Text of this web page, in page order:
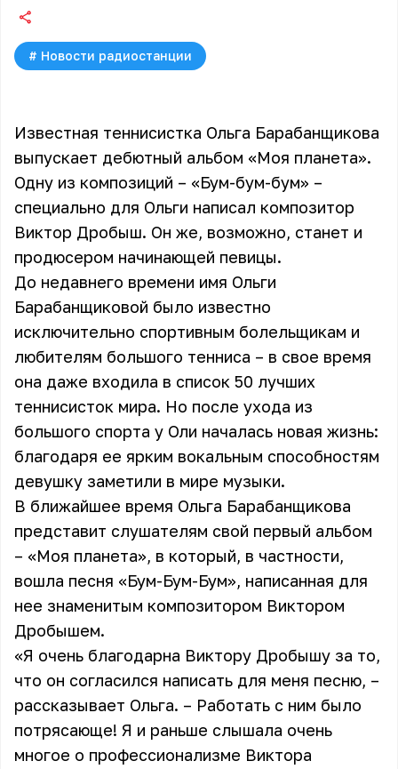
# Новости радиостанции
Известная теннисистка Ольга Барабанщикова
выпускает дебютный альбом «Моя планета».
Одну из композиций – «Бум-бум-бум» –
специально для Ольги написал композитор
Виктор Дробыш. Он же, возможно, станет и
продюсером начинающей певицы.
До недавнего времени имя Ольги
Барабанщиковой было известно
исключительно спортивным болельщикам и
любителям большого тенниса – в свое время
она даже входила в список 50 лучших
теннисисток мира. Но после ухода из
большого спорта у Оли началась новая жизнь:
благодаря ее ярким вокальным способностям
девушку заметили в мире музыки.
В ближайшее время Ольга Барабанщикова
представит слушателям свой первый альбом
– «Моя планета», в который, в частности,
вошла песня «Бум-Бум-Бум», написанная для
нее знаменитым композитором Виктором
Дробышем.
«Я очень благодарна Виктору Дробышу за то,
что он согласился написать для меня песню, –
рассказывает Ольга. – Работать с ним было
потрясающе! Я и раньше слышала очень
многое о профессионализме Виктора